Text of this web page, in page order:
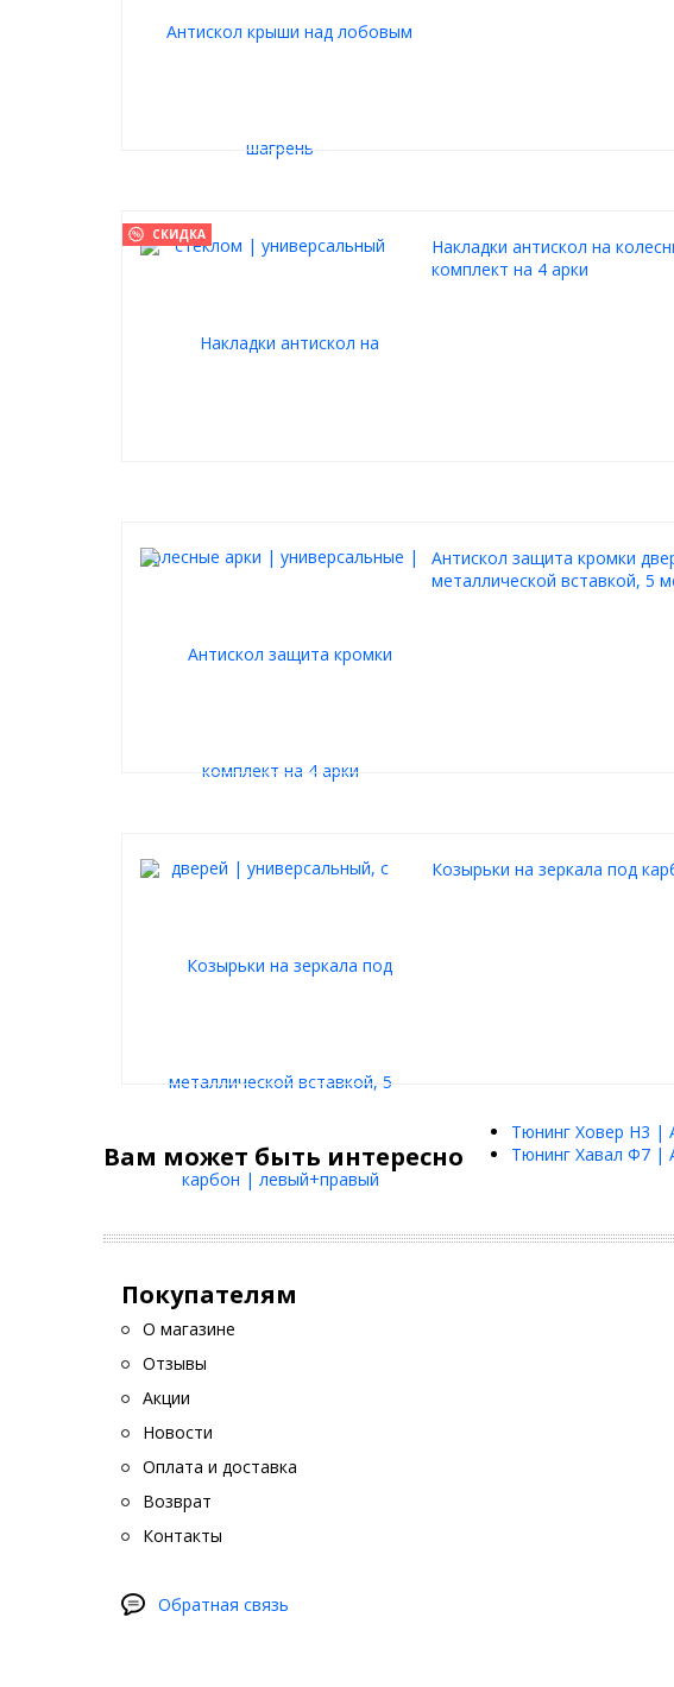
СКИДКА
Накладки антискол на
комплект на 4 арки
Антискол защита кромки
металлической вставкой, 5
Козырьки на зеркала под
Вам может быть интересно
Тюнинг Ховер Н3 |
Тюнинг Хавал Ф7 |
Покупателям
О магазине
Отзывы
Акции
Новости
Оплата и доставка
Возврат
Контакты
Обратная связь